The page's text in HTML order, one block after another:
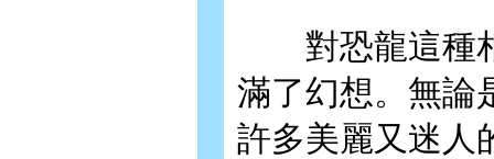
對恐龍這種相
滿了幻想。無論
許多美麗又迷人